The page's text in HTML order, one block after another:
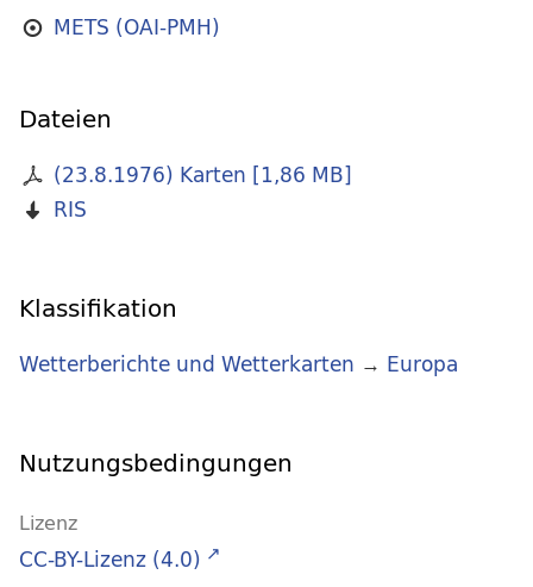
METS (OAI-PMH)
Dateien
(23.8.1976) Karten [1,86 MB]
RIS
Klassifikation
Wetterberichte und Wetterkarten → Europa
Nutzungsbedingungen
Lizenz
CC-BY-Lizenz (4.0)